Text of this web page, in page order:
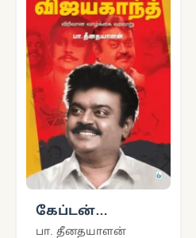
கேப்டன்
விஜயகாந்த்
பா. தீனதயாளன்